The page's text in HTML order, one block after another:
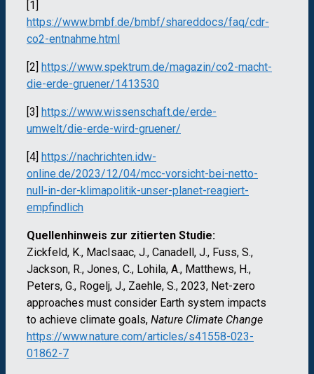
[1]
https://www.bmbf.de/bmbf/shareddocs/faq/cdr-
co2-entnahme.html
[2] https://www.spektrum.de/magazin/co2-macht-
die-erde-gruener/1413530
[3] https://www.wissenschaft.de/erde-
umwelt/die-erde-wird-gruener/
[4] https://nachrichten.idw-
online.de/2023/12/04/mcc-vorsicht-bei-netto-
null-in-der-klimapolitik-unser-planet-reagiert-
empfindlich
Quellenhinweis zur zitierten Studie:
Zickfeld, K., MacIsaac, J., Canadell, J., Fuss, S.,
Jackson, R., Jones, C., Lohila, A., Matthews, H.,
Peters, G., Rogelj, J., Zaehle, S., 2023, Net-zero
approaches must consider Earth system impacts
to achieve climate goals, Nature Climate Change
https://www.nature.com/articles/s41558-023-
01862-7